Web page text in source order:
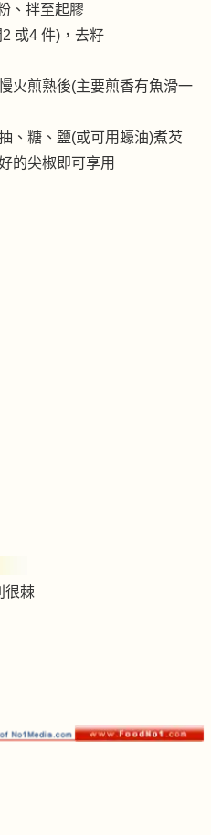
、拌至起膠
或4 件)，去籽
火煎熟後(主要煎香有魚滑一
、糖、鹽(或可用蠔油)煮芡
的尖椒即可享用
很棘